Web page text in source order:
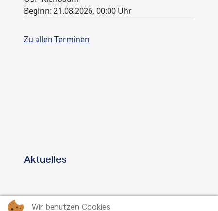
Wir benutzen Cookies
Aktuelles
Nachrichten
Wir benutzen Cookies